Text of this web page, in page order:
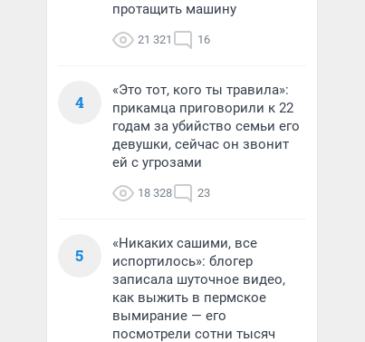
протащить машину
21 321 16
4
«Это тот, кого ты травила»:
прикамца приговорили к 22
годам за убийство семьи его
девушки, сейчас он звонит
ей с угрозами
18 328 23
5
«Никаких сашими, все
испортилось»: блогер
записала шуточное видео,
как выжить в пермское
вымирание — его
посмотрели сотни тысяч